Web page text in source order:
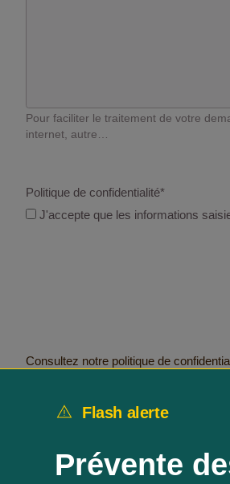
Pour faciliter le traitement de votre
internet, autre…
Politique de confidentialité*
J'accepte que les informations
Consultez notre politique de
Flash alerte
Prévente